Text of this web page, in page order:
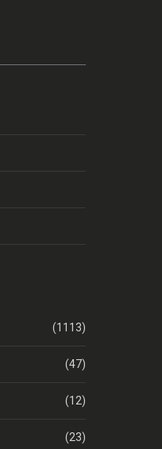
(1113)
(47)
(12)
(23)